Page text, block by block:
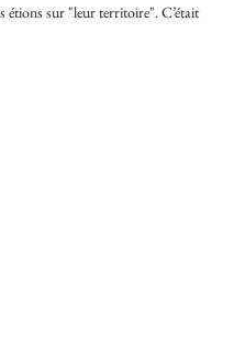
étions sur "leur territoire". C’était